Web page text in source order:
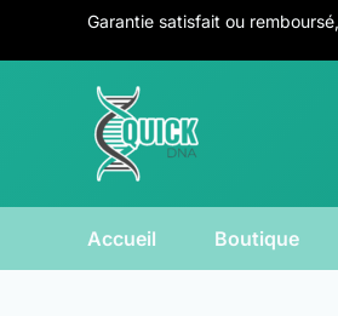
Garantie satisfait ou
Accueil Boutique